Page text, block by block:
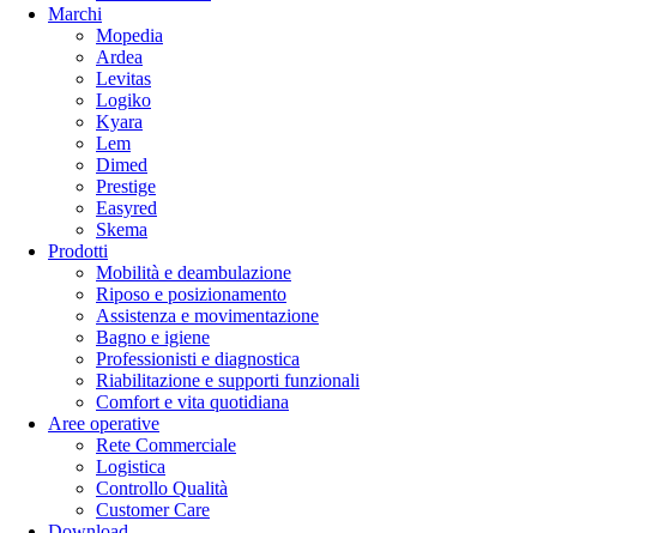
Marchi
Mopedia
Ardea
Levitas
Logiko
Kyara
Lem
Dimed
Prestige
Easyred
Skema
Prodotti
Mobilità e deambulazione
Riposo e posizionamento
Assistenza e movimentazione
Bagno e igiene
Professionisti e diagnostica
Riabilitazione e supporti funzionali
Comfort e vita quotidiana
Aree operative
Rete Commerciale
Logistica
Controllo Qualità
Customer Care